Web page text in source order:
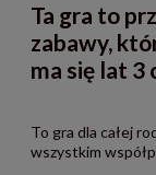
Ta gra to
zabawy,
ma się lat 3
To gra dla całej
wszystkim